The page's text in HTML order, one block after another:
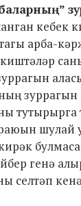
кебек
арба-
зуррагын
тутырырга
шулай
генә
селтәп